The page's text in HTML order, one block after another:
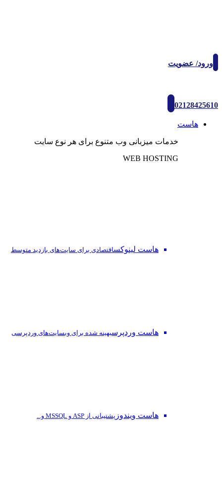
ورود/ عضویت
02128425610
هاست
خدمات میزبانی وب متنوع برای هر نوع سایت
WEB HOSTING
هاست لینوکساقتصادی برای سایت‌های بازدید متوسط
هاست وردپرسبهینه شده برای وبسایت‌های وردپرسی
هاست ویندوز پشتیبانی از ASP و MSSQL و...